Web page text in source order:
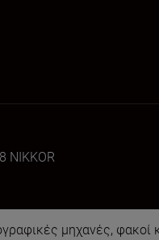
NIKKOR
μηχανές, φακοί